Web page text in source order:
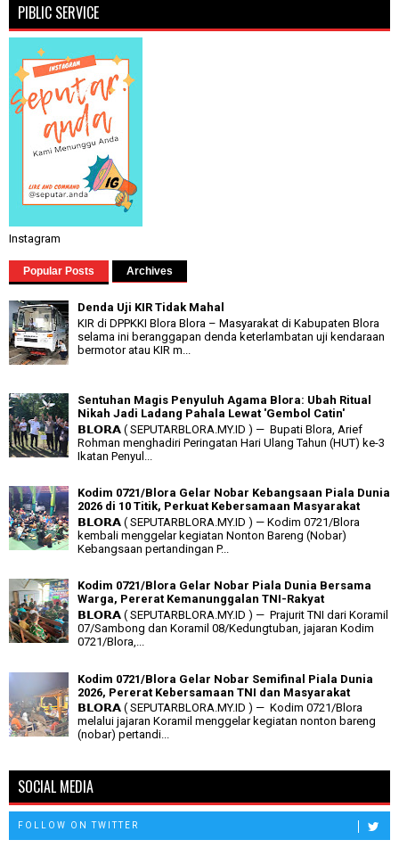
PIBLIC SERVICE
Instagram
Popular Posts Archives
Denda Uji KIR Tidak Mahal
KIR di DPPKKI Blora Blora – Masyarakat di Kabupaten Blora
selama ini beranggapan denda keterlambatan uji kendaraan
bermotor atau KIR m...
Sentuhan Magis Penyuluh Agama Blora: Ubah Ritual
Nikah Jadi Ladang Pahala Lewat 'Gembol Catin'
𝗕𝗟𝗢𝗥𝗔 ( SEPUTARBLORA.MY.ID ) — Bupati Blora, Arief
Rohman menghadiri Peringatan Hari Ulang Tahun (HUT) ke-3
Ikatan Penyul...
Kodim 0721/Blora Gelar Nobar Kebangsaan Piala Dunia
2026 di 10 Titik, Perkuat Kebersamaan Masyarakat
𝗕𝗟𝗢𝗥𝗔 ( SEPUTARBLORA.MY.ID ) — Kodim 0721/Blora
kembali menggelar kegiatan Nonton Bareng (Nobar)
Kebangsaan pertandingan P...
Kodim 0721/Blora Gelar Nobar Piala Dunia Bersama
Warga, Pererat Kemanunggalan TNI-Rakyat
𝗕𝗟𝗢𝗥𝗔 ( SEPUTARBLORA.MY.ID ) — Prajurit TNI dari Koramil
07/Sambong dan Koramil 08/Kedungtuban, jajaran Kodim
0721/Blora,...
Kodim 0721/Blora Gelar Nobar Semifinal Piala Dunia
2026, Pererat Kebersamaan TNI dan Masyarakat
𝗕𝗟𝗢𝗥𝗔 ( SEPUTARBLORA.MY.ID ) — Kodim 0721/Blora
melalui jajaran Koramil menggelar kegiatan nonton bareng
(nobar) pertandi...
SOCIAL MEDIA
FOLLOW ON TWITTER